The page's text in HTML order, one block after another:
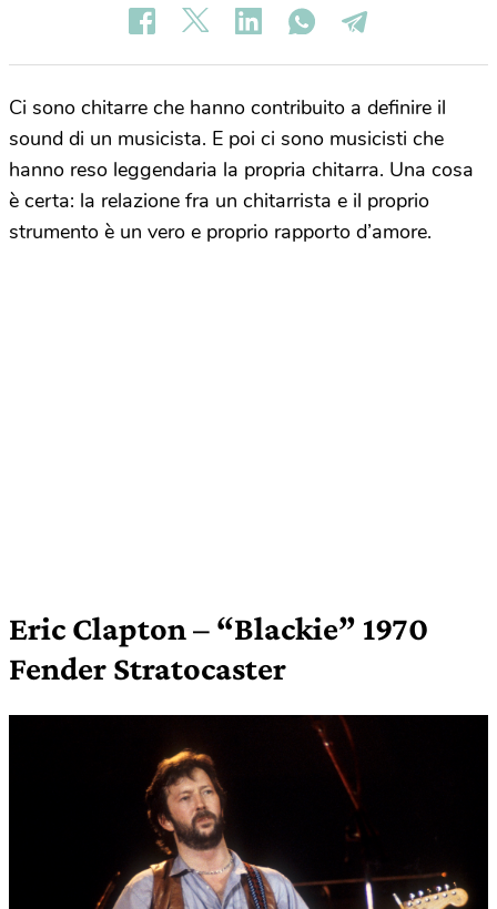
Ci sono chitarre che hanno contribuito a definire il
sound di un musicista. E poi ci sono musicisti che
hanno reso leggendaria la propria chitarra. Una cosa
è certa: la relazione fra un chitarrista e il proprio
strumento è un vero e proprio rapporto d’amore.
Eric Clapton – “Blackie” 1970
Fender Stratocaster